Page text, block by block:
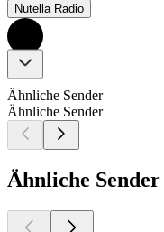
Nutella Radio
Ähnliche Sender
Ähnliche Sender
Ähnliche Sender